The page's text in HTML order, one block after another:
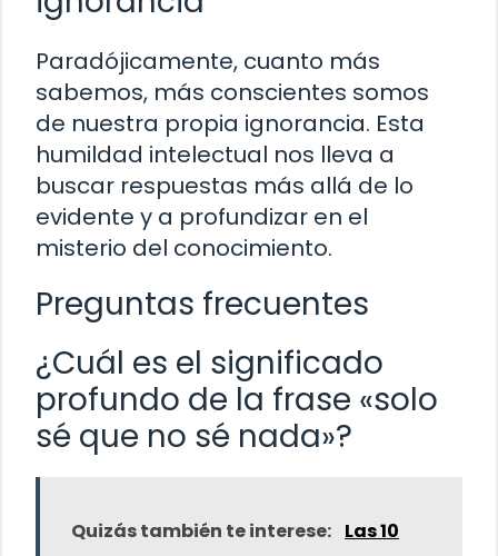
Paradójicamente, cuanto más
sabemos, más conscientes somos
de nuestra propia ignorancia. Esta
humildad intelectual nos lleva a
buscar respuestas más allá de lo
evidente y a profundizar en el
misterio del conocimiento.
Preguntas frecuentes
¿Cuál es el significado
profundo de la frase «solo
sé que no sé nada»?
Quizás también te interese: Las 10